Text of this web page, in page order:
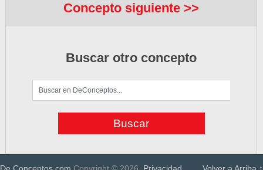
Concepto siguiente >>
Buscar otro concepto